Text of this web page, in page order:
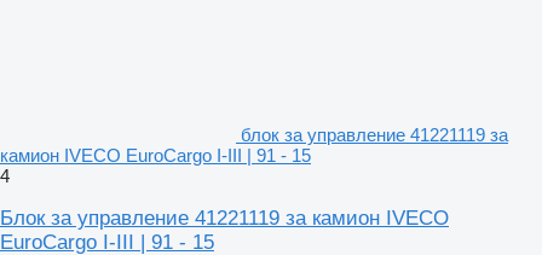
блок за управление 41221119 за
камион IVECO EuroCargo I-III | 91 - 15
4
Блок за управление 41221119 за камион IVECO
EuroCargo I-III | 91 - 15